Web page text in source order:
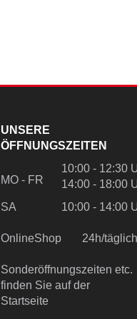
UNSERE
ÖFFNUNGSZEITEN
MO - FR
10:00 - 12:30
14:00 - 18:00
SA
10:00 - 14:00
OnlineShop 24h/
Sonderöffnungszeiten etc.
finden Sie auf der
Startseite